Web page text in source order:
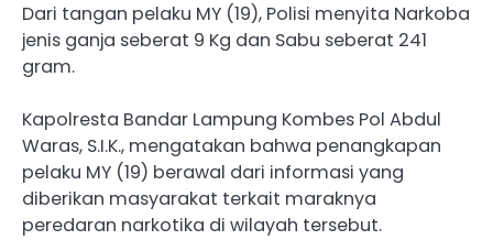
Dari tangan pelaku MY (19), Polisi menyita Narkoba
jenis ganja seberat 9 Kg dan Sabu seberat 241
gram.
Kapolresta Bandar Lampung Kombes Pol Abdul
Waras, S.I.K., mengatakan bahwa penangkapan
pelaku MY (19) berawal dari informasi yang
diberikan masyarakat terkait maraknya
peredaran narkotika di wilayah tersebut.